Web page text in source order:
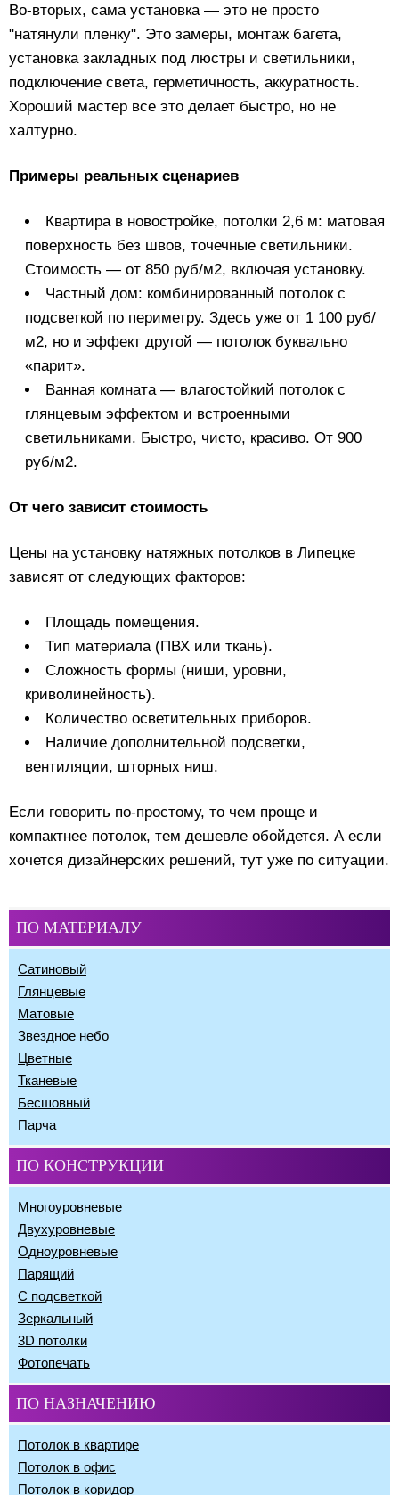
Во-вторых, сама установка — это не просто
"натянули пленку". Это замеры, монтаж багета,
установка закладных под люстры и светильники,
подключение света, герметичность, аккуратность.
Хороший мастер все это делает быстро, но не
халтурно.
Примеры реальных сценариев
Квартира в новостройке, потолки 2,6 м: матовая
поверхность без швов, точечные светильники.
Стоимость — от 850 руб/м2, включая установку.
Частный дом: комбинированный потолок с
подсветкой по периметру. Здесь уже от 1 100 руб/
м2, но и эффект другой — потолок буквально
«парит».
Ванная комната — влагостойкий потолок с
глянцевым эффектом и встроенными
светильниками. Быстро, чисто, красиво. От 900
руб/м2.
От чего зависит стоимость
Цены на установку натяжных потолков в Липецке
зависят от следующих факторов:
Площадь помещения.
Тип материала (ПВХ или ткань).
Сложность формы (ниши, уровни,
криволинейность).
Количество осветительных приборов.
Наличие дополнительной подсветки,
вентиляции, шторных ниш.
Если говорить по-простому, то чем проще и
компактнее потолок, тем дешевле обойдется. А если
хочется дизайнерских решений, тут уже по ситуации.
ПО МАТЕРИАЛУ
Сатиновый
Глянцевые
Матовые
Звездное небо
Цветные
Тканевые
Бесшовный
Парча
ПО КОНСТРУКЦИИ
Многоуровневые
Двухуровневые
Одноуровневые
Парящий
С подсветкой
Зеркальный
3D потолки
Фотопечать
ПО НАЗНАЧЕНИЮ
Потолок в квартире
Потолок в офис
Потолок в коридор